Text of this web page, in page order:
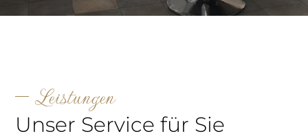
Leistungen
Unser Service für Sie